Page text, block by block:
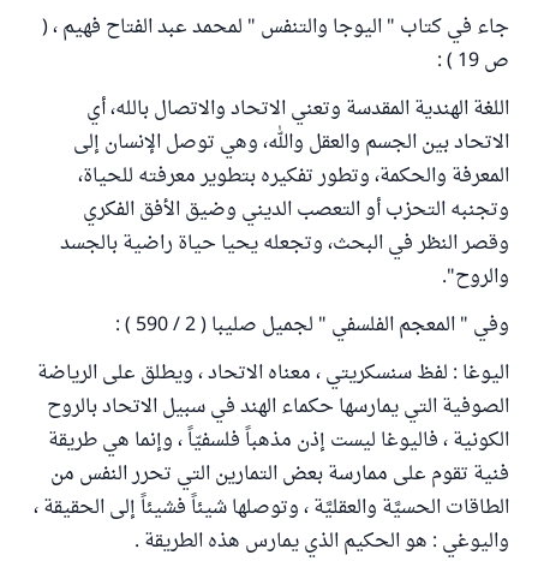
جاء في كتاب " اليوجا والتنفس " لمحمد عبد الفتاح فهيم ، (
ص 19 ) :
اللغة الهندية المقدسة وتعني الاتحاد والاتصال بالله، أي
الاتحاد بين الجسم والعقل والله، وهي توصل الإنسان إلى
المعرفة والحكمة، وتطور تفكيره بتطوير معرفته للحياة،
وتجنبه التحزب أو التعصب الديني وضيق الأفق الفكري
وقصر النظر في البحث، وتجعله يحيا حياة راضية بالجسد
والروح".
وفي " المعجم الفلسفي " لجميل صليبا ( 2 / 590 ) :
اليوغا : لفظ سنسكريتي ، معناه الاتحاد ، ويطلق على الرياضة
الصوفية التي يمارسها حكماء الهند في سبيل الاتحاد بالروح
الكونية ، فاليوغا ليست إذن مذهباً فلسفيّاً ، وإنما هي طريقة
فنية تقوم على ممارسة بعض التمارين التي تحرر النفس من
الطاقات الحسيَّة والعقليَّة ، وتوصلها شيئاً فشيئاً إلى الحقيقة ،
واليوغي : هو الحكيم الذي يمارس هذه الطريقة .